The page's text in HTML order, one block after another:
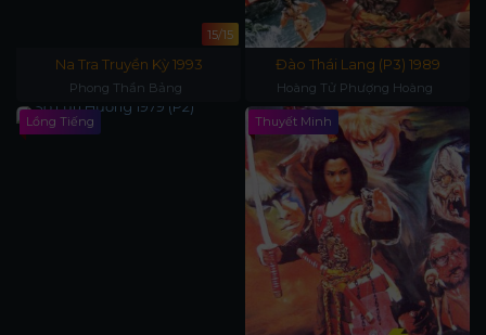
15/15
Na Tra Truyền Kỳ 1993
Phong Thần Bảng
Đào Thái Lang (P3) 1989
Hoàng Tử Phượng Hoàng
Lồng Tiếng Thuyết Minh